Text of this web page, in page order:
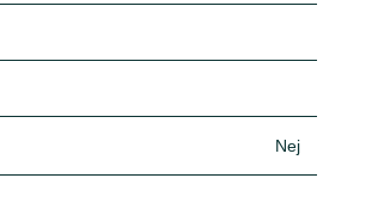
Nej